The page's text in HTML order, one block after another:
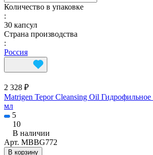
Количество в упаковке
:
30 капсул
Страна производства
:
Россия
2 328 ₽
Matrigen Tepor Cleansing Oil
мл
5
10
В наличии
Арт. MBBG772
В корзину